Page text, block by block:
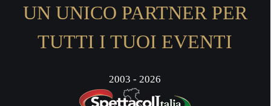
UN UNICO PARTNER PER
TUTTI I TUOI EVENTI
2003 - 2026